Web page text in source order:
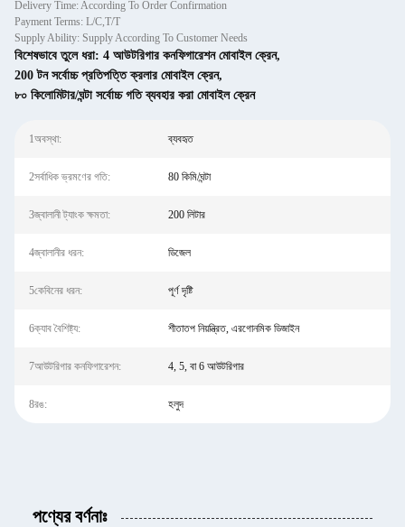
Delivery Time: According To Order Confirmation
Payment Terms: L/C,T/T
Supply Ability: Supply According To Customer Needs
বিশেষভাবে তুলে ধরা: 4 আউটরিগার কনফিগারেশন মোবাইল ক্রেন,
200 টন সর্বোচ্চ প্রতিপত্তি ক্রলার মোবাইল ক্রেন,
৮০ কিলোমিটার/ঘন্টা সর্বোচ্চ গতি ব্যবহার করা মোবাইল ক্রেন
1অবস্থা: ব্যবহৃত
2সর্বাধিক ভ্রমণের গতি: 80 কিমি/ঘন্টা
3জ্বালানী ট্যাংক ক্ষমতা: 200 লিটার
4জ্বালানীর ধরন: ডিজেল
5কেবিনের ধরন: পূর্ণ দৃষ্টি
6ক্যাব বৈশিষ্ট্য: শীতাতপ নিয়ন্ত্রিত, এরগোনমিক ডিজাইন
7আউটরিগার কনফিগারেশন: 4, 5, বা 6 আউটরিগার
8রঙ: হলুদ
পণ্যের বর্ণনাঃ